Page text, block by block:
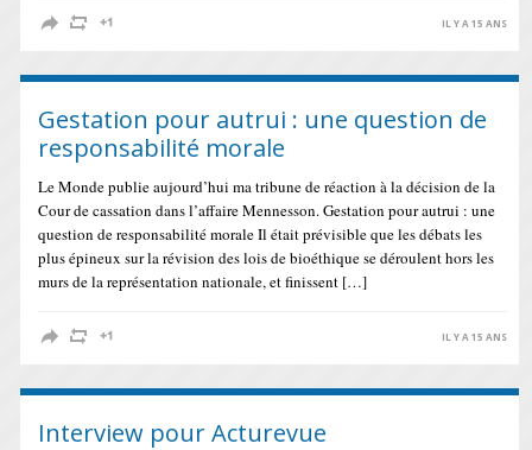
IL Y A 15 ANS
Gestation pour autrui : une question de
responsabilité morale
Le Monde publie aujourd’hui ma tribune de réaction à la décision de la
Cour de cassation dans l’affaire Mennesson. Gestation pour autrui : une
question de responsabilité morale Il était prévisible que les débats les
plus épineux sur la révision des lois de bioéthique se déroulent hors les
murs de la représentation nationale, et finissent […]
IL Y A 15 ANS
Interview pour Acturevue